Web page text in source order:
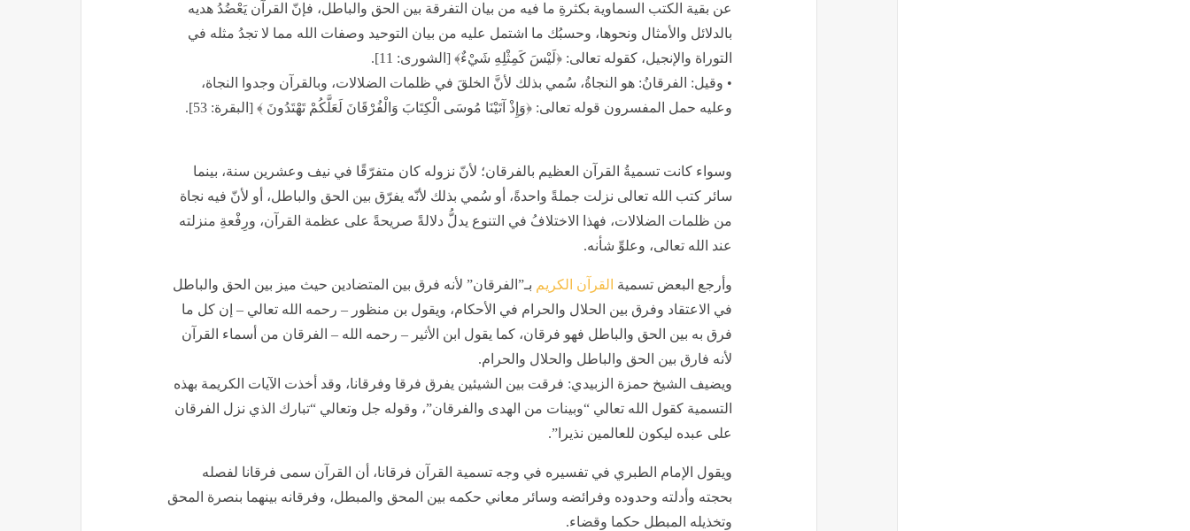
عن بقية الكتب السماوية بكثرةِ ما فيه من بيان التفرقة بين الحق والباطل، فإنّ القرآن يَعْضُدُ هديه
بالدلائل والأمثال ونحوها، وحسبُك ما اشتمل عليه من بيان التوحيد وصفات الله مما لا تجدُ مثله في
التوراة والإنجيل، كقوله تعالى: ﴿لَيْسَ كَمِثْلِهِ شَيْءٌ﴾ [الشورى: 11].
• وقيل: الفرقانُ: هو النجاةُ، سُمي بذلك لأنَّ الخلقَ في ظلمات الضلالات، وبالقرآن وجدوا النجاة،
وعليه حمل المفسرون قوله تعالى: ﴿وَإِذْ آتَيْنَا مُوسَى الْكِتَابَ وَالْفُرْقَانَ لَعَلَّكُمْ تَهْتَدُونَ ﴾ [البقرة: 53].
وسواء كانت تسميةُ القرآن العظيم بالفرقان؛ لأنّ نزوله كان متفرّقًا في نيف وعشرين سنة، بينما
سائر كتب الله تعالى نزلت جملةً واحدةً، أو سُمي بذلك لأنّه يفرّق بين الحق والباطل، أو لأنّ فيه نجاة
من ظلمات الضلالات، فهذا الاختلافُ في التنوع يدلُّ دلالةً صريحةً على عظمة القرآن، ورِفْعةِ منزلته
عند الله تعالى، وعلوِّ شأنه.
وأرجع البعض تسمية القرآن الكريم بـ”الفرقان” لأنه فرق بين المتضادين حيث ميز بين الحق والباطل
في الاعتقاد وفرق بين الحلال والحرام في الأحكام، ويقول بن منظور – رحمه الله تعالي – إن كل ما
فرق به بين الحق والباطل فهو فرقان، كما يقول ابن الأثير – رحمه الله – الفرقان من أسماء القرآن
لأنه فارق بين الحق والباطل والحلال والحرام.
ويضيف الشيخ حمزة الزبيدي: فرقت بين الشيئين يفرق فرقا وفرقانا، وقد أخذت الآيات الكريمة بهذه
التسمية كقول الله تعالي “وبينات من الهدى والفرقان”، وقوله جل وتعالي “تبارك الذي نزل الفرقان
على عبده ليكون للعالمين نذيرا”.
ويقول الإمام الطبري في تفسيره في وجه تسمية القرآن فرقانا، أن القرآن سمى فرقانا لفصله
بحجته وأدلته وحدوده وفرائضه وسائر معاني حكمه بين المحق والمبطل، وفرقانه بينهما بنصرة المحق
وتخذيله المبطل حكما وقضاء.